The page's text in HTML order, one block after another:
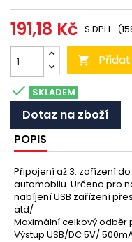
191,18 Kč S DPH

 SKLADEM
Dotaz na zboží
POPIS
Připojení až 3. zařízení
automobilu. Určeno pro
nabíjení USB zařízení
atd/
Maximální celkový odběr
Výstup USB/DC 5V/